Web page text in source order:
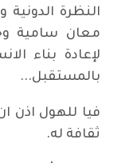
النظرة
معان سامية
لإعادة بناء
بالمستقبل...
فيا للهول اذن
ثقافة له.